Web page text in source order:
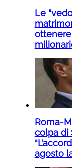
Le
Roma-
colpa di
agosto